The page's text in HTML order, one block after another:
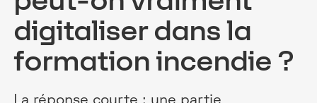
digitaliser dans la
formation incendie ?
La réponse courte : une partie